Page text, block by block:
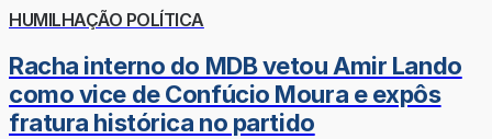
HUMILHAÇÃO POLÍTICA
Racha interno do MDB vetou Amir Lando
como vice de Confúcio Moura e expôs
fratura histórica no partido